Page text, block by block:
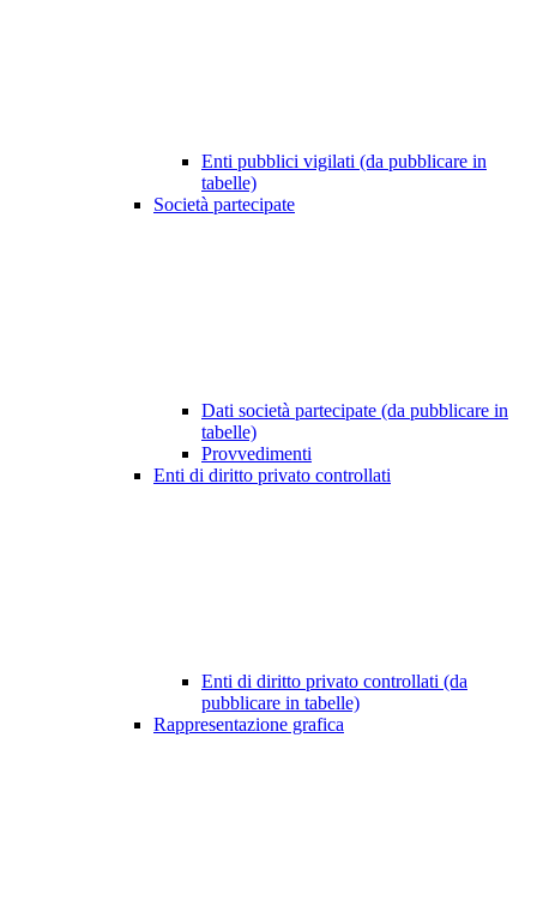
Enti pubblici vigilati (da pubblicare in
tabelle)
Società partecipate
Dati società partecipate (da pubblicare in
tabelle)
Provvedimenti
Enti di diritto privato controllati
Enti di diritto privato controllati (da
pubblicare in tabelle)
Rappresentazione grafica